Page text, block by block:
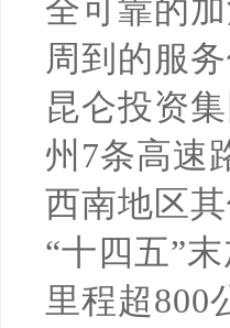
全可靠的
周到的服
昆仑投资
州7条高速
西南地区
“十四五”
里程超800